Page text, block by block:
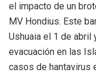
el impacto de un
MV Hondius. Este
Ushuaia el 1 de abril
evacuación en las
casos de hantavirus